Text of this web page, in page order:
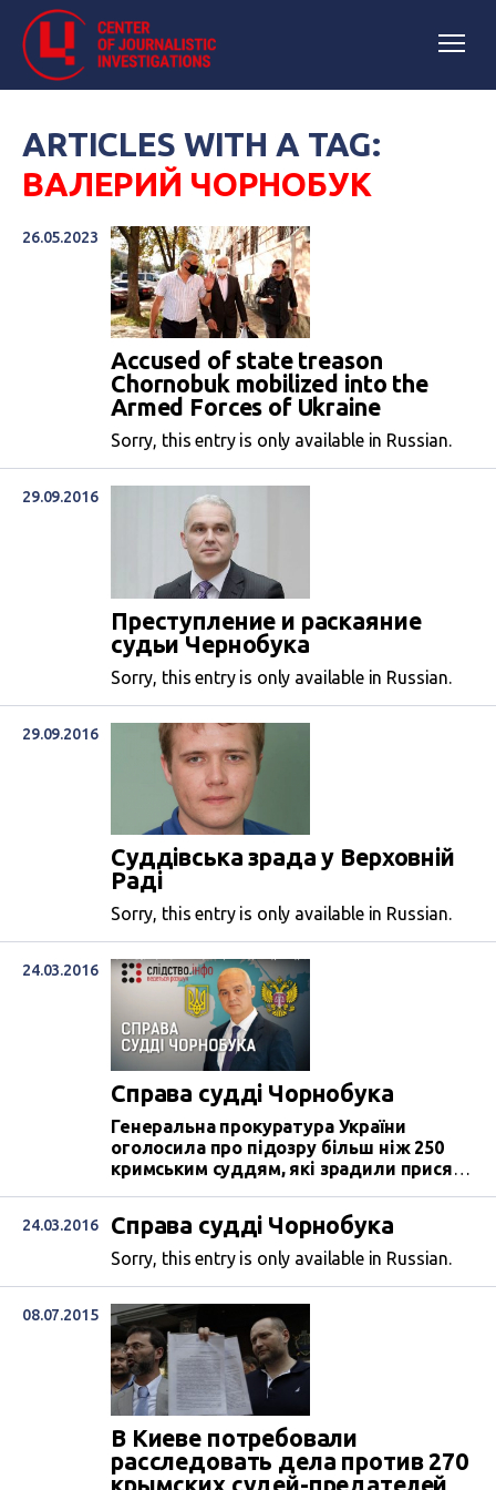
ARTICLES WITH A TAG:
ВАЛЕРИЙ ЧОРНОБУК
26.05.2023
Accused of state treason
Chornobuk mobilized into the
Armed Forces of Ukraine
Sorry, this entry is only available in Russian.
29.09.2016
Преступление и раскаяние
судьи Чернобука
Sorry, this entry is only available in Russian.
29.09.2016
Суддівська зрада у Верховній
Раді
Sorry, this entry is only available in Russian.
24.03.2016
Справа судді Чорнобука
Генеральна прокуратура України
оголосила про підозру більш ніж 250
кримським суддям, які зрадили присягу
окупантам. А от людина, яка схиляла їх
до держзради та навчала російського
законодавства, і далі виносить рішення
іменем України. Спасибі Президенту
24.03.2016 Справа судді Чорнобука
Sorry, this entry is only available in Russian.
08.07.2015
В Киеве потребовали
расследовать дела против 270